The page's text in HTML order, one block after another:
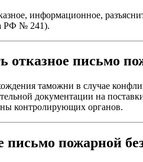
информационное,
РФ № 241).
отказное письмо
таможни в случае
документации на
контролирующих органов.
письмо пожарной